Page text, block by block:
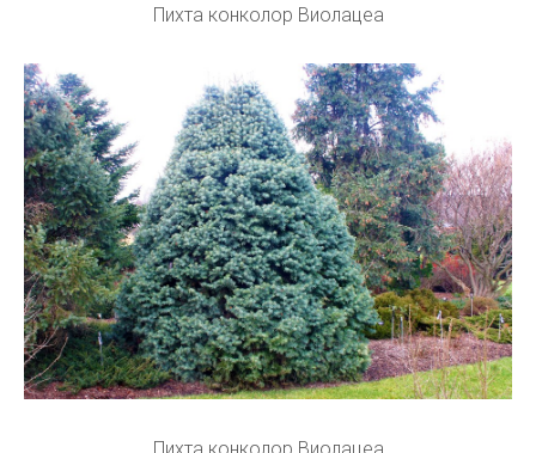
Пихта конколор Виолацеа